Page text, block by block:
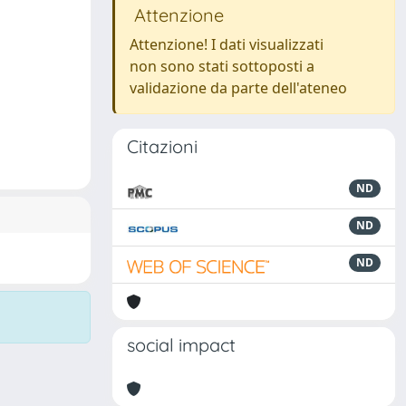
Attenzione
Attenzione! I dati visualizzati
non sono stati sottoposti a
validazione da parte dell'ateneo
Citazioni
ND
ND
ND
social impact